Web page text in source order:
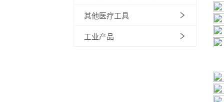
其他医疗工具
工业产品